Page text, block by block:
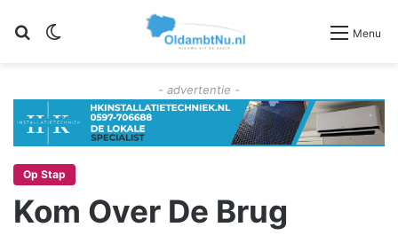
Zoeken Menu
- advertentie -
Op Stap
Kom Over De Brug